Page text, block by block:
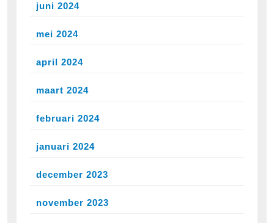
juni 2024
mei 2024
april 2024
maart 2024
februari 2024
januari 2024
december 2023
november 2023